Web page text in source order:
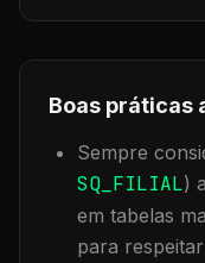
Boas práticas
Sempre
SQ_FILIAL)
em tabelas
para